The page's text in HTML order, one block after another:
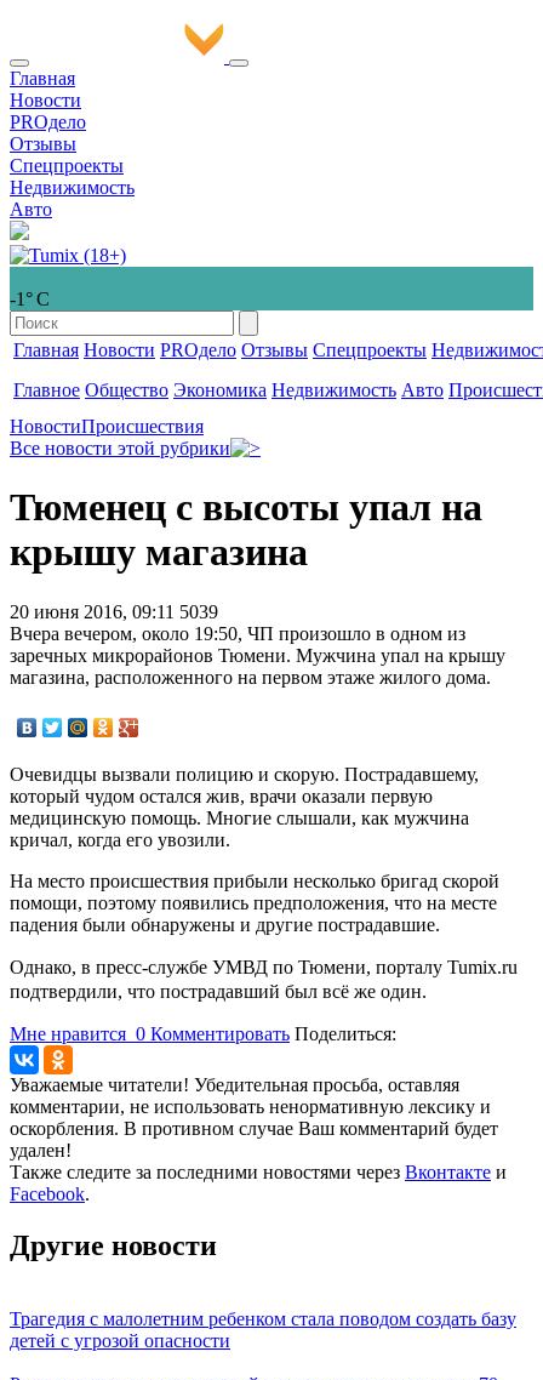
Главная
Новости
PROдело
Отзывы
Спецпроекты
Недвижимость
Авто
-1° С
Главная Новости PROдело Отзывы Спецпроекты
Главное Общество Экономика Недвижимость Авто
НовостиПроисшествия
Все новости этой рубрики
Тюменец с высоты упал на
крышу магазина
20 июня 2016, 09:11 5039
Вчера вечером, около 19:50, ЧП произошло в одном из
заречных микрорайонов Тюмени. Мужчина упал на крышу
магазина, расположенного на первом этаже жилого дома.
Очевидцы вызвали полицию и скорую. Пострадавшему,
который чудом остался жив, врачи оказали первую
медицинскую помощь. Многие слышали, как мужчина
кричал, когда его увозили.
На место происшествия прибыли несколько бригад скорой
помощи, поэтому появились предположения, что на месте
падения были обнаружены и другие пострадавшие.
Однако, в пресс-службе УМВД по Тюмени, порталу Tumix.ru
подтвердили, что пострадавший был всё же один.
Мне нравится 0 Комментировать Поделиться:
Уважаемые читатели! Убедительная просьба, оставляя
комментарии, не использовать ненормативную лексику и
оскорбления. В противном случае Ваш комментарий будет
удален!
Также следите за последними новостями через Вконтакте и
Facebook.
Другие новости
Трагедия с малолетним ребенком стала поводом создать базу
детей с угрозой опасности